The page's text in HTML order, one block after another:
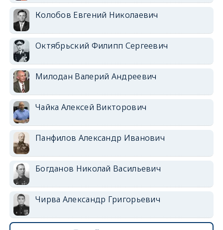
Колобов Евгений Николаевич
Октябрьский Филипп Сергеевич
Милодан Валерий Андреевич
Чайка Алексей Викторович
Панфилов Александр Иванович
Богданов Николай Васильевич
Чирва Александр Григорьевич